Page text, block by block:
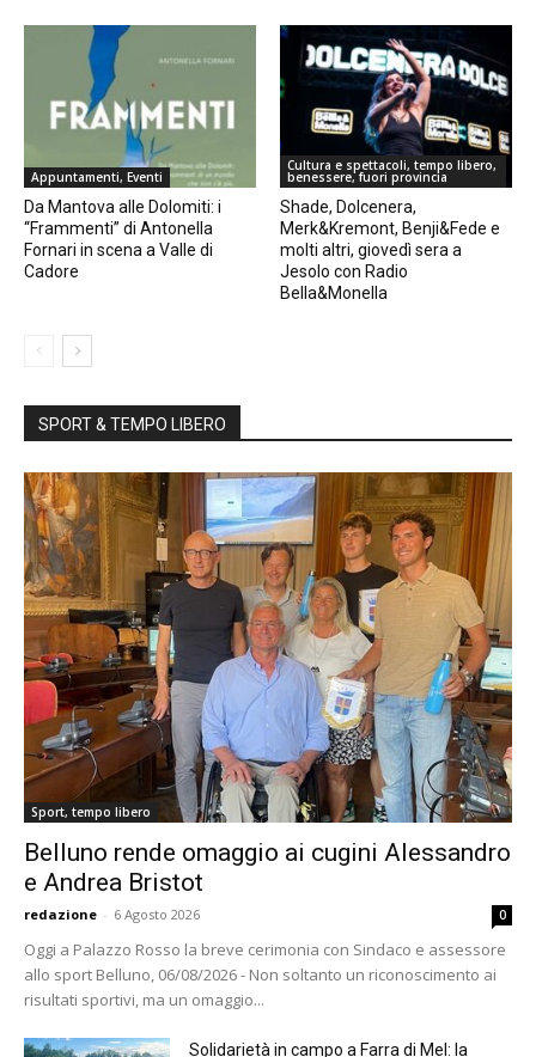
Appuntamenti, Eventi
Da Mantova alle Dolomiti: i
“Frammenti” di Antonella
Fornari in scena a Valle di
Cadore
Cultura e spettacoli, tempo libero,
benessere, fuori provincia
Shade, Dolcenera,
Merk&Kremont, Benji&Fede e
molti altri, giovedì sera a
Jesolo con Radio
Bella&Monella
SPORT & TEMPO LIBERO
Sport, tempo libero
Belluno rende omaggio ai cugini Alessandro
e Andrea Bristot
redazione - 6 Agosto 2026 0
Oggi a Palazzo Rosso la breve cerimonia con Sindaco e assessore
allo sport Belluno, 06/08/2026 - Non soltanto un riconoscimento ai
risultati sportivi, ma un omaggio...
Solidarietà in campo a Farra di Mel: la